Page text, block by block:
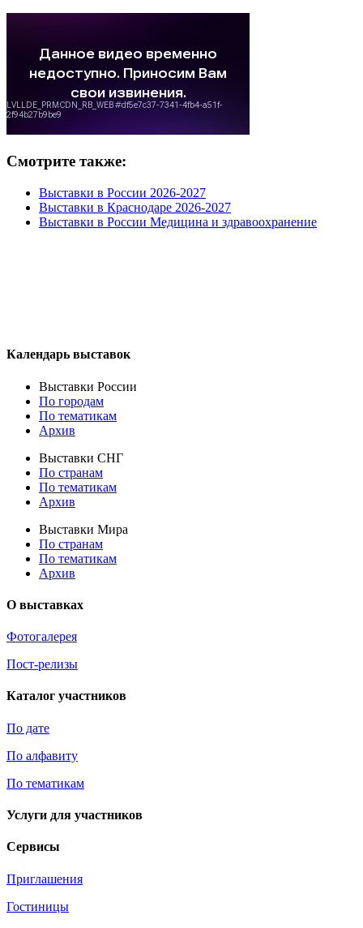
Смотрите также:
Выставки в России 2026-2027
Выставки в Краснодаре 2026-2027
Выставки в России Медицина и здравоохранение
Календарь выставок
Выставки России
По городам
По тематикам
Архив
Выставки СНГ
По странам
По тематикам
Архив
Выставки Мира
По странам
По тематикам
Архив
О выставках
Фотогалерея
Пост-релизы
Каталог участников
По дате
По алфавиту
По тематикам
Услуги для участников
Сервисы
Приглашения
Гостиницы